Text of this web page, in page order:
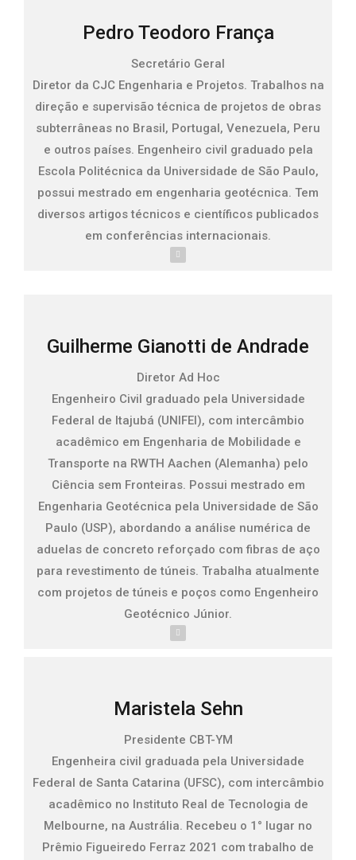
Pedro Teodoro França
Secretário Geral
Diretor da CJC Engenharia e Projetos. Trabalhos na
direção e supervisão técnica de projetos de obras
subterrâneas no Brasil, Portugal, Venezuela, Peru
e outros países. Engenheiro civil graduado pela
Escola Politécnica da Universidade de São Paulo,
possui mestrado em engenharia geotécnica. Tem
diversos artigos técnicos e científicos publicados
em conferências internacionais.
Guilherme Gianotti de Andrade
Diretor Ad Hoc
Engenheiro Civil graduado pela Universidade
Federal de Itajubá (UNIFEI), com intercâmbio
acadêmico em Engenharia de Mobilidade e
Transporte na RWTH Aachen (Alemanha) pelo
Ciência sem Fronteiras. Possui mestrado em
Engenharia Geotécnica pela Universidade de São
Paulo (USP), abordando a análise numérica de
aduelas de concreto reforçado com fibras de aço
para revestimento de túneis. Trabalha atualmente
com projetos de túneis e poços como Engenheiro
Geotécnico Júnior.
Maristela Sehn
Presidente CBT-YM
Engenheira civil graduada pela Universidade
Federal de Santa Catarina (UFSC), com intercâmbio
acadêmico no Instituto Real de Tecnologia de
Melbourne, na Austrália. Recebeu o 1° lugar no
Prêmio Figueiredo Ferraz 2021 com trabalho de